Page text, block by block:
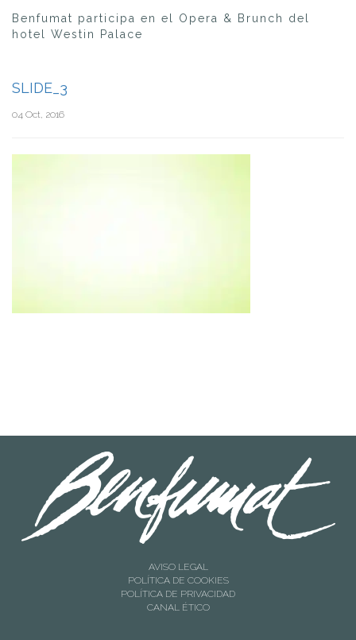
Benfumat participa en el Opera & Brunch del
hotel Westin Palace
SLIDE_3
04 Oct, 2016
AVISO LEGAL
POLÍTICA DE COOKIES
POLÍTICA DE PRIVACIDAD
CANAL ÉTICO